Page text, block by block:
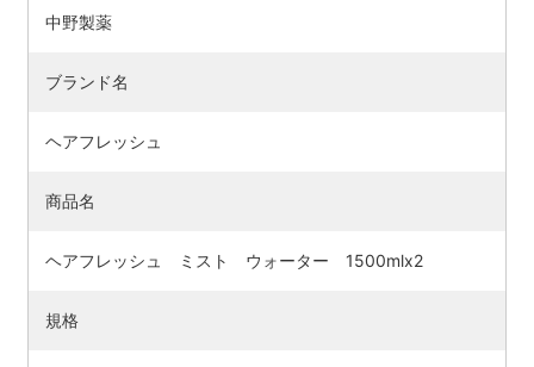
中野製薬
ブランド名
ヘアフレッシュ
商品名
ヘアフレッシュ ミスト ウォーター 1500mlx2
規格